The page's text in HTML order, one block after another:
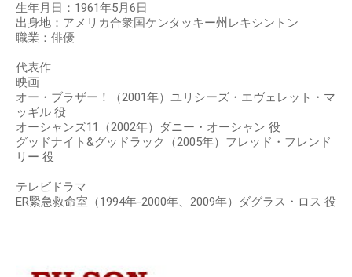
生年月日：1961年5月6日
出身地：アメリカ合衆国ケンタッキー州レキシントン
職業：俳優
代表作
映画
オー・ブラザー！（2001年）ユリシーズ・エヴェレット・マ
ッギル 役
オーシャンズ11（2002年）ダニー・オーシャン 役
グッドナイト&グッドラック（2005年）フレッド・フレンド
リー 役
テレビドラマ
ER緊急救命室（1994年-2000年、2009年）ダグラス・ロス 役